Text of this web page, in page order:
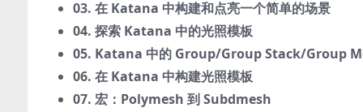
03. 在 Katana 中构建和点亮一个简单的场景
04. 探索 Katana 中的光照模板
05. Katana 中的 Group/Group Stack/Group
06. 在 Katana 中构建光照模板
07. 宏：Polymesh 到 Subdmesh